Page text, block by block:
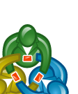
カウントの作成